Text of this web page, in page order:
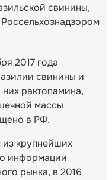
свинины,
2017 года
свинины и
рактопамина,
массы
в РФ.
крупнейших
информации
рынка, в 2016